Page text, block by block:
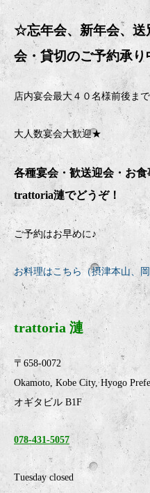
☆忘年会、新年会、送
会・貸切のご予約承り
店内宴会最大４０名様前後ま
大人数宴会大歓迎★
各種宴会・歓送迎会・お
trattoria漣でどうぞ！
ご予約はお早めに♪
お料理はこちら（摂津本山、
trattoria 漣
〒658-0072
Okamoto, Kobe City, Hyogo
オギタビル B1F
078-431-5057
Tuesday closed